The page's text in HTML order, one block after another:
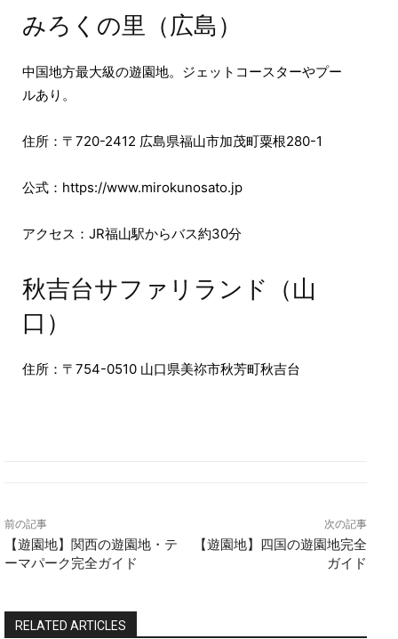
みろくの里（広島）
中国地方最大級の遊園地。ジェットコースターやプー
ルあり。
住所：〒720-2412 広島県福山市加茂町粟根280-1
公式：https://www.mirokunosato.jp
アクセス：JR福山駅からバス約30分
秋吉台サファリランド（山
口）
住所：〒754-0510 山口県美祢市秋芳町秋吉台
前の記事
【遊園地】関西の遊園地・テ
ーマパーク完全ガイド
次の記事
【遊園地】四国の遊園地完全
ガイド
RELATED ARTICLES